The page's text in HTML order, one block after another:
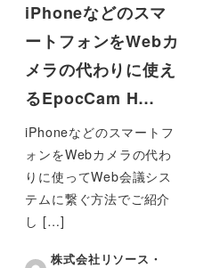
iPhoneなどのスマ
ートフォンをWebカ
メラの代わりに使え
るEpocCam H…
iPhoneなどのスマートフ
ォンをWebカメラの代わ
りに使ってWeb会議シス
テムに繋ぐ方法でご紹介
し […]
株式会社リソース・